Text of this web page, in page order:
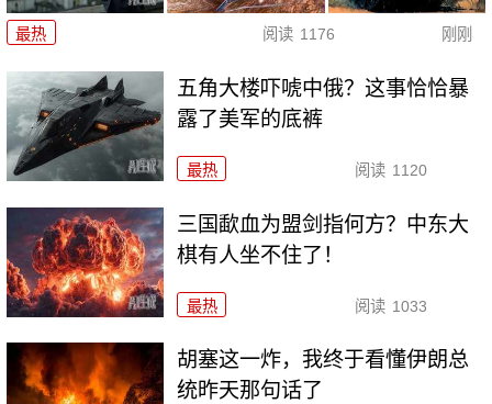
最热 阅读 1176 刚刚
五角大楼吓唬中俄？这事恰恰暴
露了美军的底裤
最热 阅读 1120
三国歃血为盟剑指何方？中东大
棋有人坐不住了！
最热 阅读 1033
胡塞这一炸，我终于看懂伊朗总
统昨天那句话了